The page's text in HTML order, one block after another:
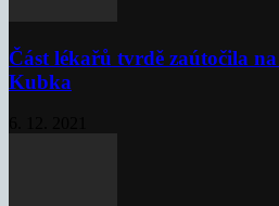
Část lékařů tvrdě zaútočila
Kubka